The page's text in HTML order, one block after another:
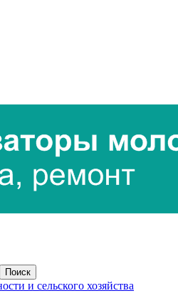
и сельского хозяйства